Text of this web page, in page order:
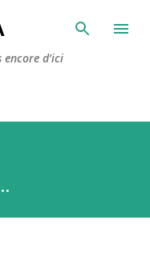
encore d’ici